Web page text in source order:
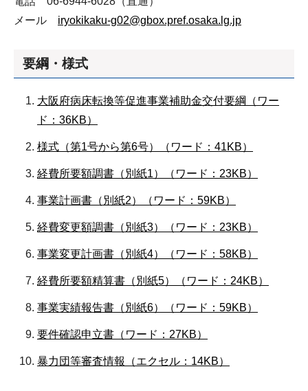
メール iryokikaku-g02@gbox.pref.osaka.lg.jp
要綱・様式
大阪府病床転換等促進事業補助金交付要綱（ワー
ド：36KB）
様式（第1号から第6号）（ワード：41KB）
経費所要額調書（別紙1）（ワード：23KB）
事業計画書（別紙2）（ワード：59KB）
経費変更額調書（別紙3）（ワード：23KB）
事業変更計画書（別紙4）（ワード：58KB）
経費所要額精算書（別紙5）（ワード：24KB）
事業実績報告書（別紙6）（ワード：59KB）
要件確認申立書（ワード：27KB）
暴力団等審査情報（エクセル：14KB）